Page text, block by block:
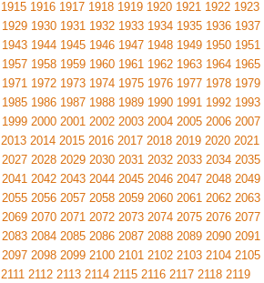
1915 1916 1917 1918 1919 1920 1921 1922 1923
1929 1930 1931 1932 1933 1934 1935 1936 1937
1943 1944 1945 1946 1947 1948 1949 1950 1951
1957 1958 1959 1960 1961 1962 1963 1964 1965
1971 1972 1973 1974 1975 1976 1977 1978 1979
1985 1986 1987 1988 1989 1990 1991 1992 1993
1999 2000 2001 2002 2003 2004 2005 2006 2007
2013 2014 2015 2016 2017 2018 2019 2020 2021
2027 2028 2029 2030 2031 2032 2033 2034 2035
2041 2042 2043 2044 2045 2046 2047 2048 2049
2055 2056 2057 2058 2059 2060 2061 2062 2063
2069 2070 2071 2072 2073 2074 2075 2076 2077
2083 2084 2085 2086 2087 2088 2089 2090 2091
2097 2098 2099 2100 2101 2102 2103 2104 2105
2111 2112 2113 2114 2115 2116 2117 2118 2119